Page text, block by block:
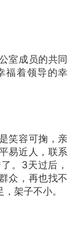
成员的共同
福着领导的幸
笑容可掬，亲
易近人，联系
。3天过后，
众，再也找不
架子不小。